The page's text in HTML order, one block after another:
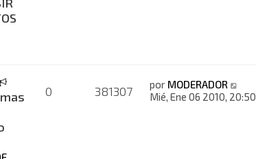
0 381307 por MODERADOR
Mié, Ene 06 2010, 20:50